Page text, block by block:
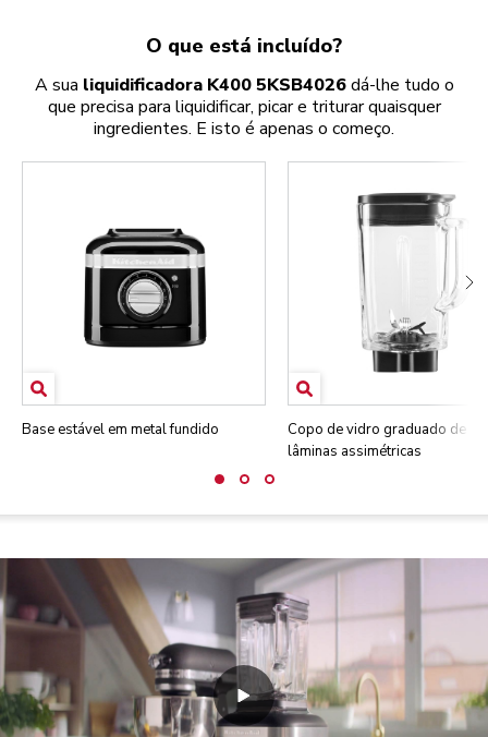
O que está incluído?
A sua liquidificadora K400 5KSB4026dá-lhe tudo o
que precisa para liquidificar, picar e triturar quaisquer
ingredientes. E isto é apenas o começo.
Base estável em metal fundido
Copo de vidro graduado de
lâminas assimétricas